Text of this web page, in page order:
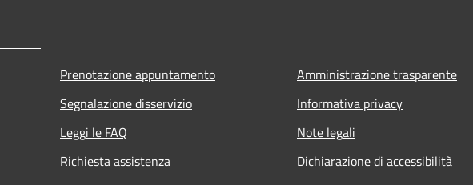
Prenotazione appuntamento
Segnalazione disservizio
Leggi le FAQ
Richiesta assistenza
Amministrazione trasparente
Informativa privacy
Note legali
Dichiarazione di accessibilità